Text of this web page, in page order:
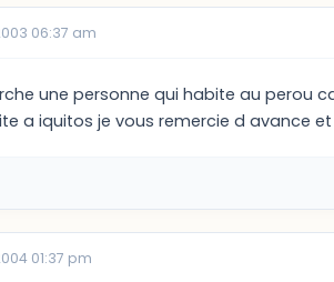
06:37 am
une personne qui habite au perou
a iquitos je vous remercie d avance
01:37 pm